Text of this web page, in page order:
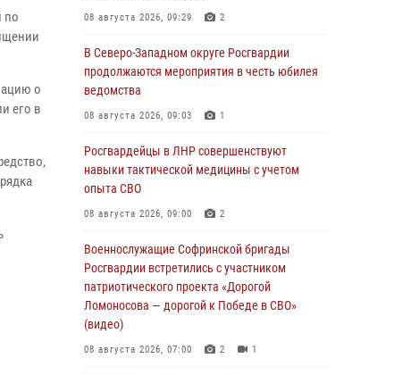
по
о
его в
08 августа 2026, 09:29 2
В Северо-Западном округе Росгвардии
продолжаются мероприятия в честь юбилея
ведомства
08 августа 2026, 09:03 1
Росгвардейцы в ЛНР совершенствуют
навыки тактической медицины с учетом
опыта СВО
08 августа 2026, 09:00 2
Военнослужащие Софринской бригады
Росгвардии встретились с участником
патриотического проекта «Дорогой
Ломоносова — дорогой к Победе в СВО»
(видео)
08 августа 2026, 07:00 2 1